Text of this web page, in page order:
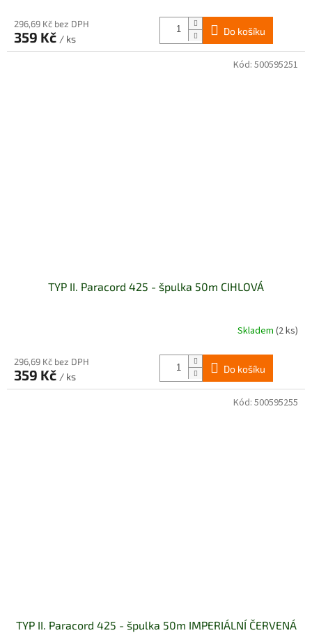
296,69 Kč bez DPH
359 Kč / ks
Do košíku
TYP II. Paracord 425 - špulka 50m CIHLOVÁ
Skladem (2 ks)
296,69 Kč bez DPH
359 Kč / ks
Do košíku
Kód: 500595251
TYP II. Paracord 425 - špulka 50m IMPERIÁLNÍ ČERVENÁ
Kód: 500595255